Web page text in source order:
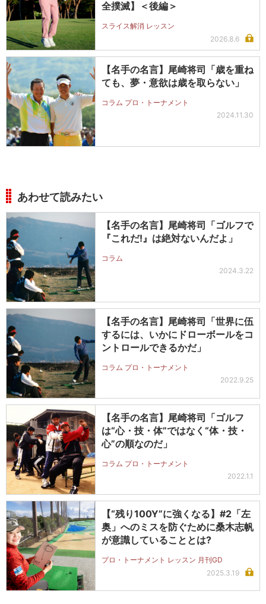
全撲滅】＜後編＞
スライス解消 レッスン
2026.8.6
【名手の名言】尾崎将司「歳を重ね
ても、夢・意欲は歳を取らない」
コラム プロ・トーナメント
2024.11.30
あわせて読みたい
【名手の名言】尾崎将司「ゴルフで
『これだ!』は絶対ないんだよ」
コラム
2024.3.22
【名手の名言】尾崎将司「世界に伍
するには、いかにドローボールをコ
ントロールできるかだ」
コラム プロ・トーナメント
2022.9.25
【名手の名言】尾崎将司「ゴルフ
は“心・技・体”ではなく“体・技・
心”の順なのだ」
コラム プロ・トーナメント
2022.1.1
【“残り100Y”に強くなる】#2「左
奥」へのミスを防ぐために桑木志帆
が意識していることとは?
プロ・トーナメント レッスン 月刊GD
2025.3.19